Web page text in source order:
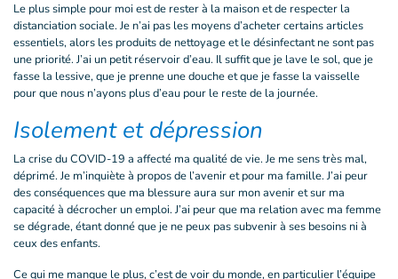
Le plus simple pour moi est de rester à la maison et de respecter la
distanciation sociale. Je n’ai pas les moyens d’acheter certains articles
essentiels, alors les produits de nettoyage et le désinfectant ne sont pas
une priorité. J’ai un petit réservoir d’eau. Il suffit que je lave le sol, que je
fasse la lessive, que je prenne une douche et que je fasse la vaisselle
pour que nous n’ayons plus d’eau pour le reste de la journée.
Isolement et dépression
La crise du COVID-19 a affecté ma qualité de vie. Je me sens très mal,
déprimé. Je m’inquiète à propos de l’avenir et pour ma famille. J’ai peur
des conséquences que ma blessure aura sur mon avenir et sur ma
capacité à décrocher un emploi. J’ai peur que ma relation avec ma femme
se dégrade, étant donné que je ne peux pas subvenir à ses besoins ni à
ceux des enfants.
Ce qui me manque le plus, c’est de voir du monde, en particulier l’équipe